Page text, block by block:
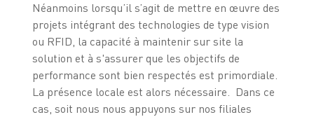
Néanmoins lorsqu’il s’agit de mettre en œuvre des
projets intégrant des technologies de type vision
ou RFID, la capacité à maintenir sur site la
solution et à s'assurer que les objectifs de
performance sont bien respectés est primordiale.
La présence locale est alors nécessaire. Dans ce
cas, soit nous nous appuyons sur nos filiales